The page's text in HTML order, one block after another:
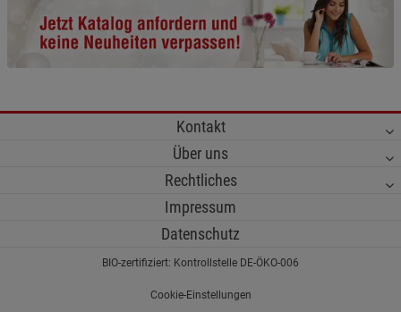
Kontakt
Über uns
Rechtliches
Impressum
Datenschutz
BIO-zertifiziert: Kontrollstelle DE-ÖKO-006
Cookie-Einstellungen
Funktionale Cookies (1) Funktionale
Beschreibung Funktionale Cookies
anzeigen
Statistik Cookies (2) Statistik Cookies
Beschreibung Statistik Cookies
Cookie-Informationen
Marketing Cookies (3)